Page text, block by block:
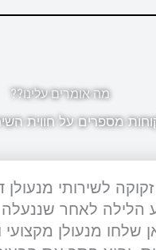
מה אומרים עלינו??
מספרים על חווית
זקוקה לשירותי מנעולן
הלילה לאחר
שלחו מנעולן מקצועי